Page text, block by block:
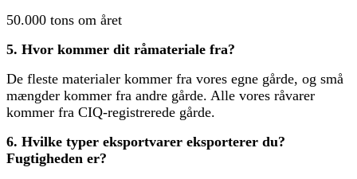
50.000 tons om året
5. Hvor kommer dit råmateriale fra?
De fleste materialer kommer fra vores egne gårde, og små
mængder kommer fra andre gårde. Alle vores råvarer
kommer fra CIQ-registrerede gårde.
6. Hvilke typer eksportvarer eksporterer du?
Fugtigheden er?